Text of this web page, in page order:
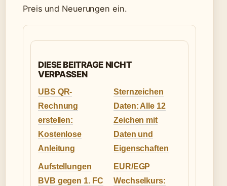
Preis und Neuerungen ein.
DIESE BEITRAGE NICHT
VERPASSEN
UBS QR-
Rechnung
erstellen:
Kostenlose
Anleitung
Sternzeichen
Daten: Alle 12
Zeichen mit
Daten und
Eigenschaften
Aufstellungen
BVB gegen 1. FC
EUR/EGP
Wechselkurs: